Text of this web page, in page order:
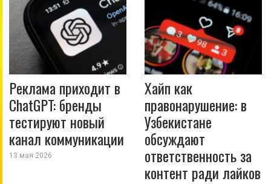
Реклама приходит в
ChatGPT: бренды
тестируют новый
канал коммуникации
13 мая 2026
Хайп как
правонарушение: в
Узбекистане
обсуждают
ответственность за
контент ради лайков